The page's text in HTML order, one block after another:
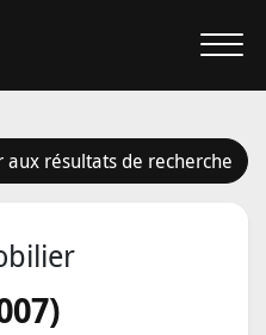
aux résultats de recherche